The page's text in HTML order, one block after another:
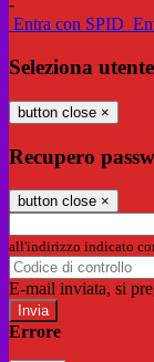
-
Entra con SPID
Seleziona utente
button close ×
Recupero
button close ×
all'indirizzo indicato
E-mail inviata, si
Errore